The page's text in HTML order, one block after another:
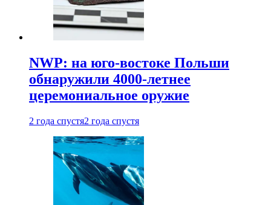
NWP: на юго-востоке Польши
обнаружили 4000-летнее
церемониальное оружие
2 года спустя2 года спустя